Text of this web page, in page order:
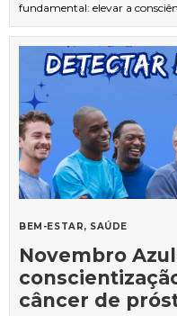
fundamental: elevar a
BEM-ESTAR SAÚDE
Novembro
câncer de